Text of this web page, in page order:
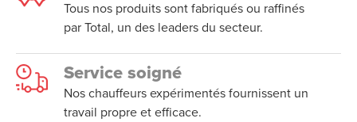
Tous nos produits sont fabriqués ou raffinés
par Total, un des leaders du secteur.
Service soigné
Nos chauffeurs expérimentés fournissent un
travail propre et efficace.